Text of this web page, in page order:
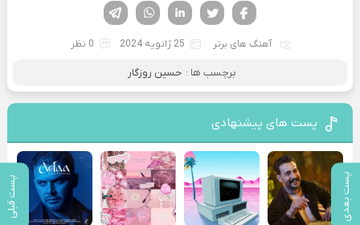
پست بعدی پست قبلی
لینکدین تویتر
فیسوک
آهنگ های برتر 25 ژانویه 2024 0 نظر
برچسب ها : حسین روزگار
پست های پیشنهادی